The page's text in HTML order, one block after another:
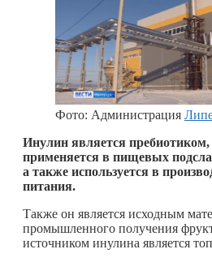
Фото: Администрация
Инулин является
применяется в пищевых
а также используется в
питания.
Также он является исходным
промышленного получения
источником инулина является